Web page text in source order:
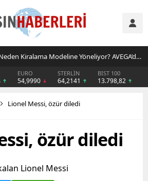
İşletmeler Neden Kiralama Modeline Yöneliyor? AVEGA’dan Esnek Temizlik Çözümü
EURO
54,9990
STERLİN
64,2141
BIST 100
13.798,82
Lionel Messi, özür diledi
özür diledi
Lionel Messi